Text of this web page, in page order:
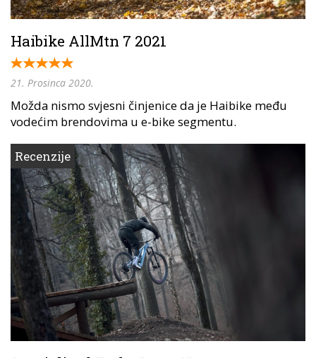
Haibike AllMtn 7 2021
21. Prosinca 2020.
Možda nismo svjesni činjenice da je Haibike među
vodećim brendovima u e-bike segmentu.
Recenzije